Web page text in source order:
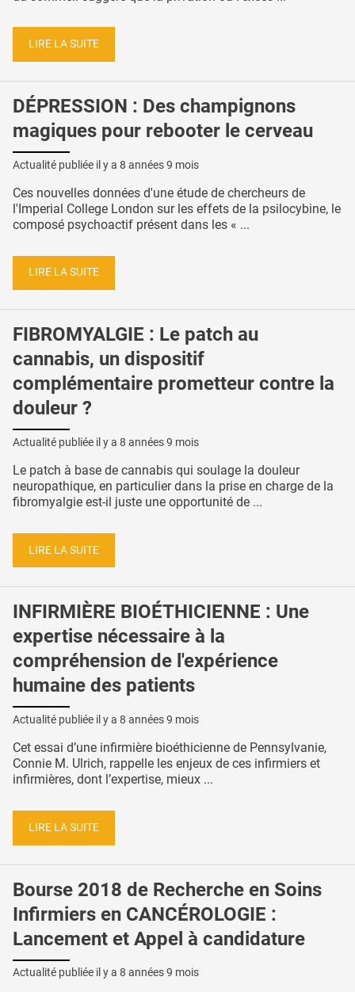
LIRE LA SUITE
DÉPRESSION : Des champignons
magiques pour rebooter le cerveau
Actualité publiée il y a 8 années 9 mois
Ces nouvelles données d'une étude de chercheurs de
l'Imperial College London sur les effets de la psilocybine, le
composé psychoactif présent dans les « ...
LIRE LA SUITE
FIBROMYALGIE : Le patch au
cannabis, un dispositif
complémentaire prometteur contre la
douleur ?
Actualité publiée il y a 8 années 9 mois
Le patch à base de cannabis qui soulage la douleur
neuropathique, en particulier dans la prise en charge de la
fibromyalgie est-il juste une opportunité de ...
LIRE LA SUITE
INFIRMIÈRE BIOÉTHICIENNE : Une
expertise nécessaire à la
compréhension de l'expérience
humaine des patients
Actualité publiée il y a 8 années 9 mois
Cet essai d’une infirmière bioéthicienne de Pennsylvanie,
Connie M. Ulrich, rappelle les enjeux de ces infirmiers et
infirmières, dont l’expertise, mieux ...
LIRE LA SUITE
Bourse 2018 de Recherche en Soins
Infirmiers en CANCÉROLOGIE :
Lancement et Appel à candidature
Actualité publiée il y a 8 années 9 mois